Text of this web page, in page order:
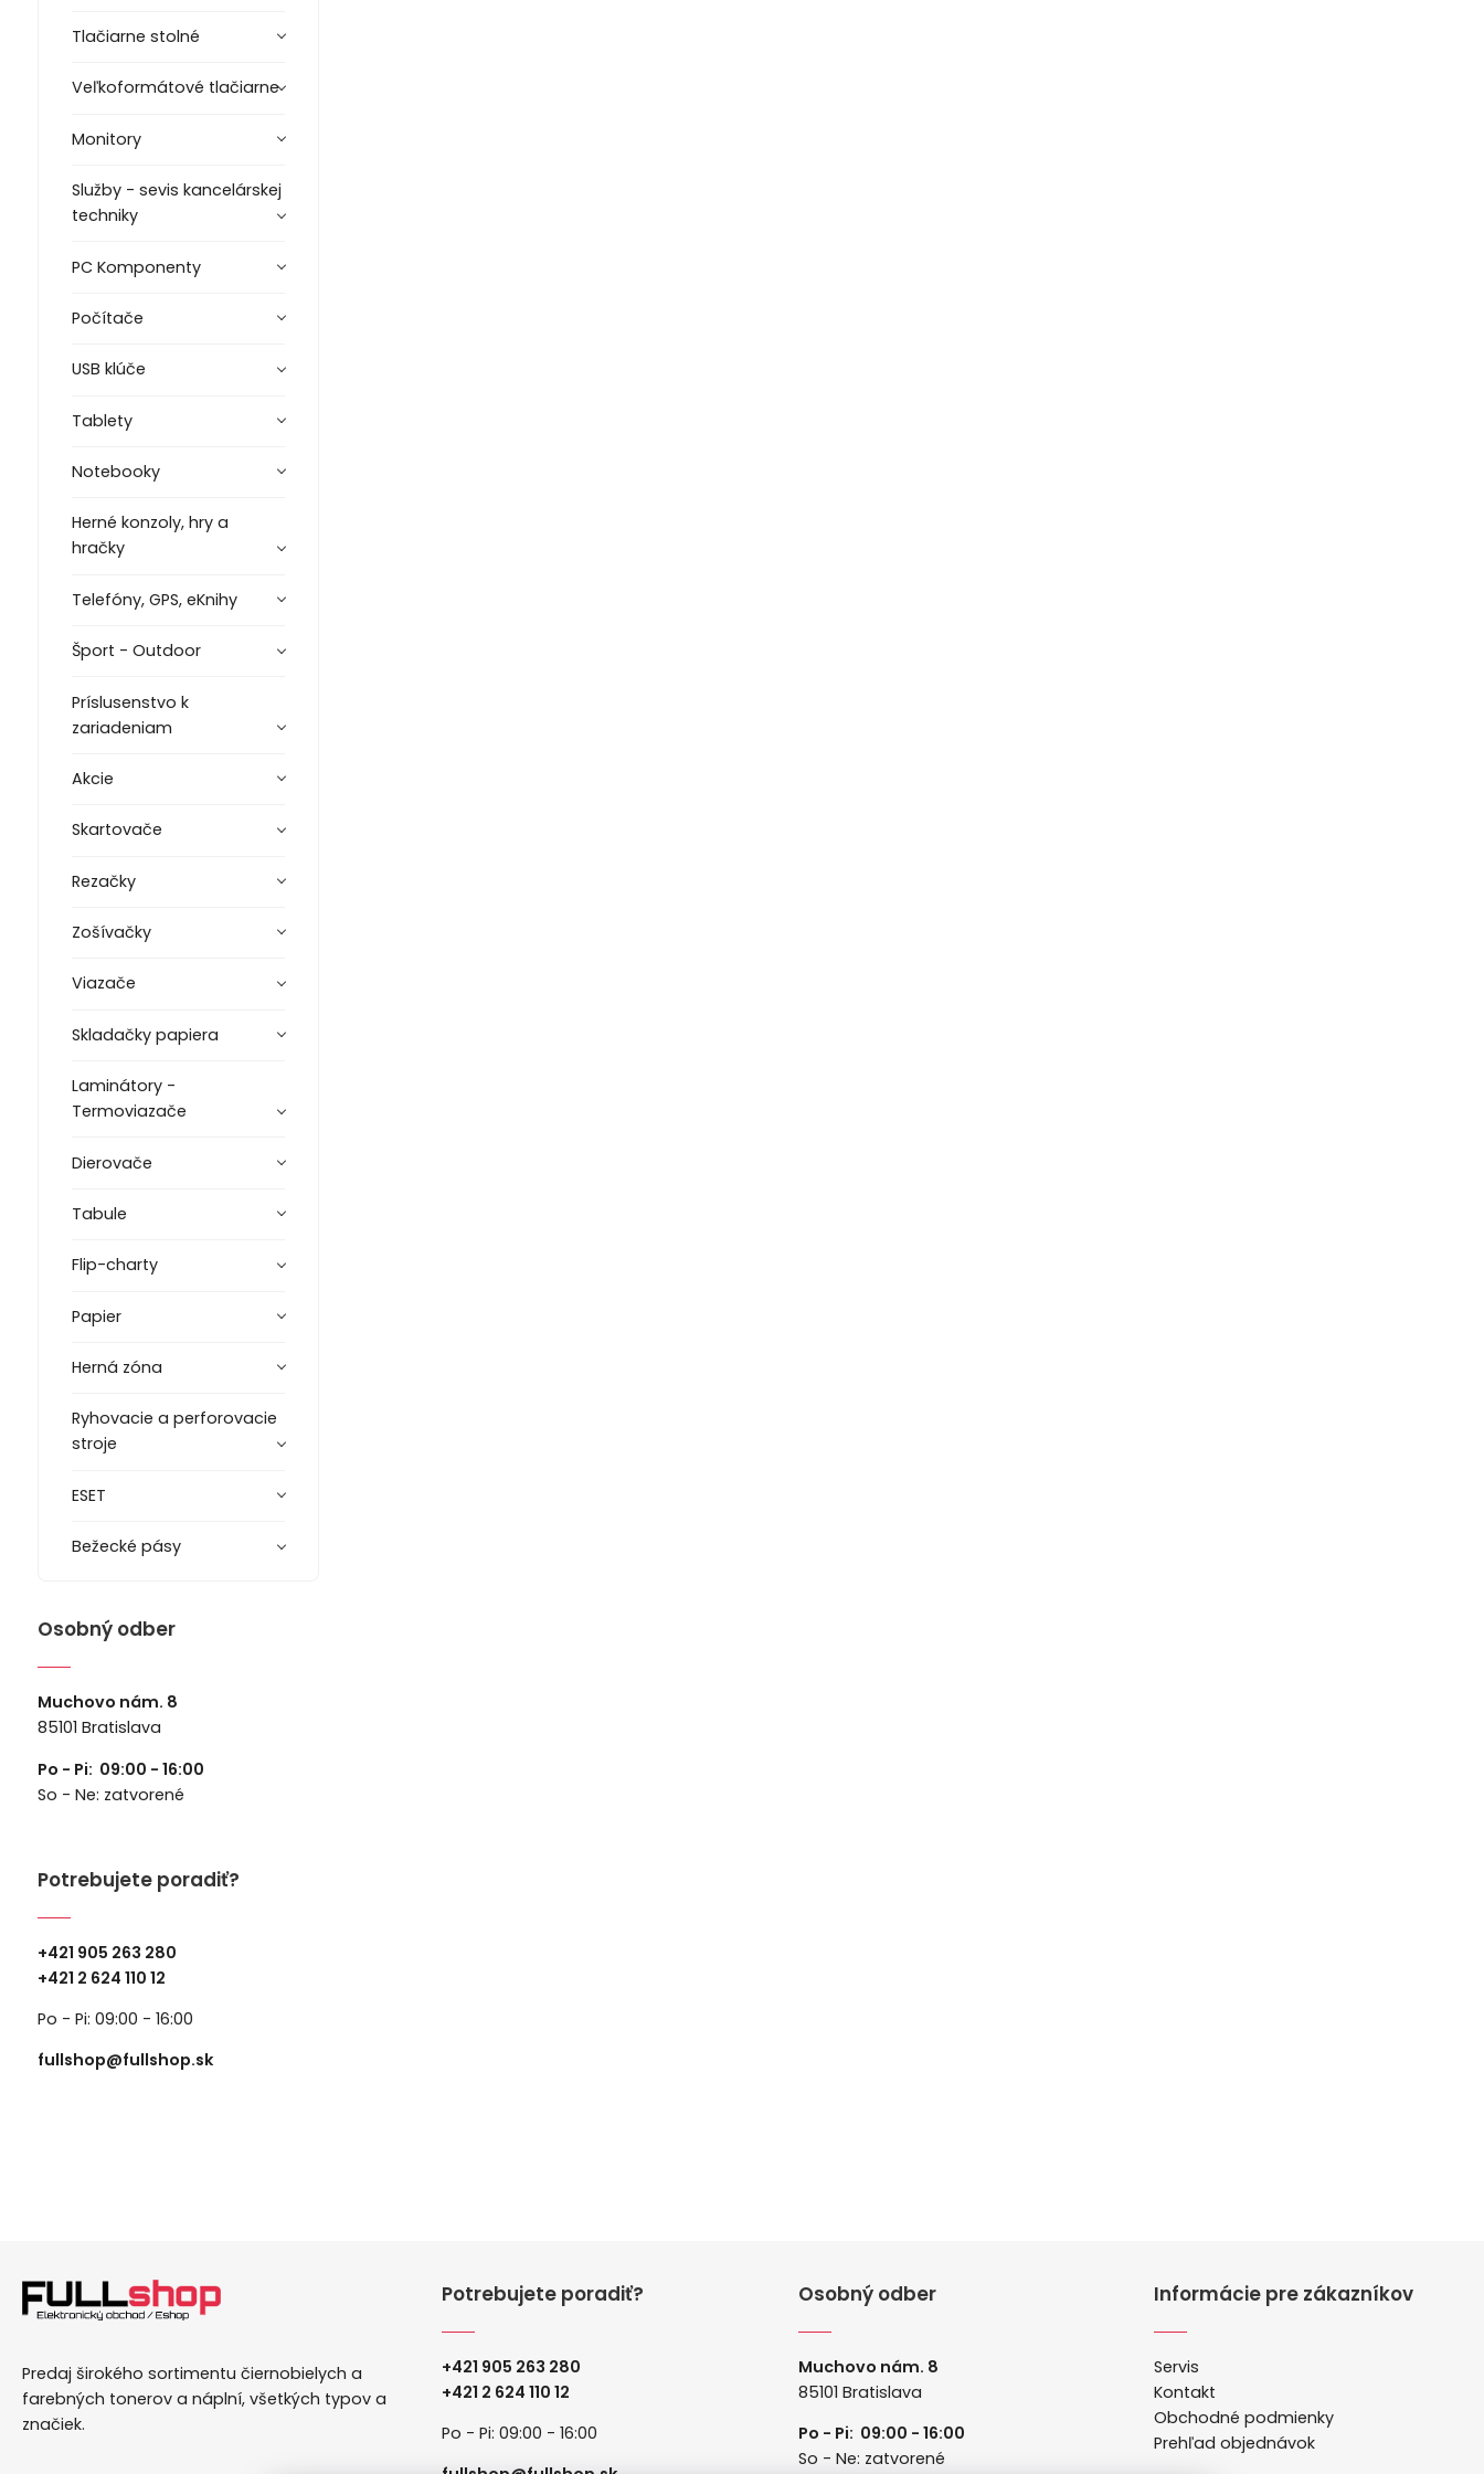
Tlačiarne stolné
Veľkoformátové tlačiarne
Monitory
Služby - sevis kancelárskej
techniky
PC Komponenty
Počítače
USB klúče
Tablety
Notebooky
Herné konzoly, hry a
hračky
Telefóny, GPS, eKnihy
Šport - Outdoor
Príslusenstvo k
zariadeniam
Akcie
Skartovače
Rezačky
Zošívačky
Viazače
Skladačky papiera
Laminátory -
Termoviazače
Dierovače
Tabule
Flip-charty
Papier
Herná zóna
Ryhovacie a perforovacie
stroje
ESET
Bežecké pásy
Osobný odber
Muchovo nám. 8
85101 Bratislava
Po - Pi: 09:00 - 16:00
So - Ne: zatvorené
Potrebujete poradiť?
+421 905 263 280
+421 2 624 110 12
Po - Pi: 09:00 - 16:00
fullshop@fullshop.sk
Predaj širokého sortimentu čiernobielych a
farebných tonerov a náplní, všetkých typov a
značiek.
Potrebujete poradiť?
+421 905 263 280
+421 2 624 110 12
Po - Pi: 09:00 - 16:00
Osobný odber
Muchovo nám. 8
85101 Bratislava
Po - Pi: 09:00 - 16:00
So - Ne: zatvorené
Informácie pre zákazníkov
Servis
Kontakt
Obchodné podmienky
Prehľad objednávok